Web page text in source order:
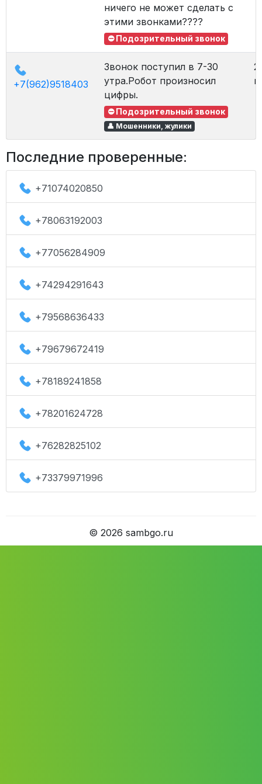
ничего не может сделать с
этими звонками????
⛔ Подозрительный звонок
+7(962)9518403
Звонок поступил в 7-30
утра.Робот произносил
цифры.
⛔ Подозрительный звонок
👤 Мошенники, жулики
в
Последние проверенные:
+71074020850
+78063192003
+77056284909
+74294291643
+79568636433
+79679672419
+78189241858
+78201624728
+76282825102
+73379971996
© 2026 sambgo.ru